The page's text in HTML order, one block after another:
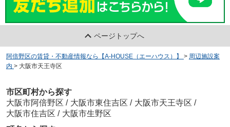
ページトップへ
阿倍野区の賃貸・不動産情報なら【A-HOUSE（エーハウス）】 > 周辺施設案
内 > 大阪市天王寺区
市区町村から探す
大阪市阿倍野区 / 大阪市東住吉区 / 大阪市天王寺区 /
大阪市住吉区 / 大阪市生野区